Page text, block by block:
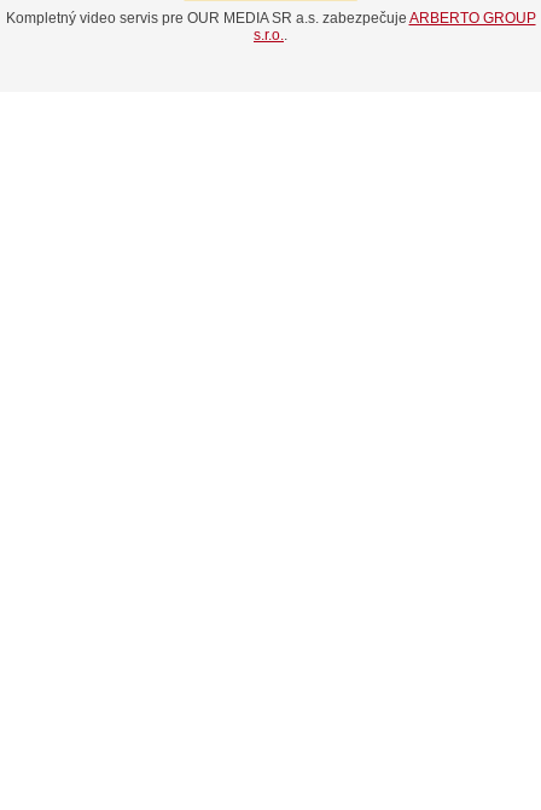
Kompletný video servis pre OUR MEDIA SR a.s. zabezpečuje ARBERTO GROUP
s.r.o..